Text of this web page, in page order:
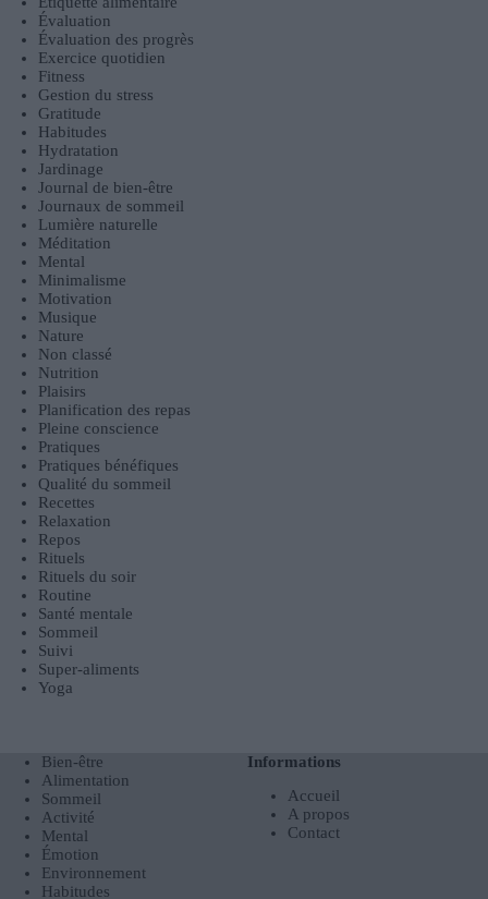
Évaluation
Évaluation des progrès
Exercice quotidien
Fitness
Gestion du stress
Gratitude
Habitudes
Hydratation
Jardinage
Journal de bien-être
Journaux de sommeil
Lumière naturelle
Méditation
Mental
Minimalisme
Motivation
Musique
Nature
Non classé
Nutrition
Plaisirs
Planification des repas
Pleine conscience
Pratiques
Pratiques bénéfiques
Qualité du sommeil
Recettes
Relaxation
Repos
Rituels
Rituels du soir
Routine
Santé mentale
Sommeil
Suivi
Super-aliments
Yoga
Bien-être
Alimentation
Sommeil
Activité
Mental
Émotion
Environnement
Habitudes
Informations
Accueil
A propos
Contact